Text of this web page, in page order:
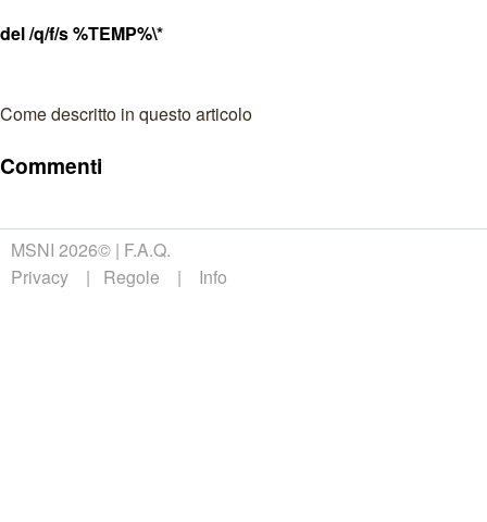
del /q/f/s %TEMP%\*
Come descritto in questo articolo
Commenti
MSNI 2026© F.A.Q.
Privacy
Regole Info